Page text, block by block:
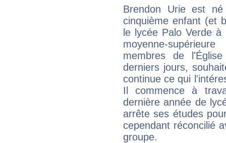
Brendon Urie est
cinquième enfant (et
le lycée Palo Verde à
moyenne-
membres de
derniers jours,
continue ce qui
Il commence à
dernière année de
arrête ses études
cependant réconcilié
groupe.